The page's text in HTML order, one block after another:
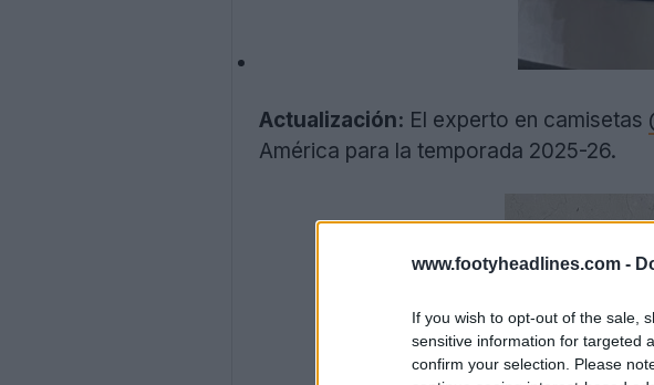
www.footyheadlines.com -
If you wish to opt-out of the sale,
sensitive information for targeted
confirm your selection. Please
Actualización: El experto en camisetas
América para la temporada 2025-26.